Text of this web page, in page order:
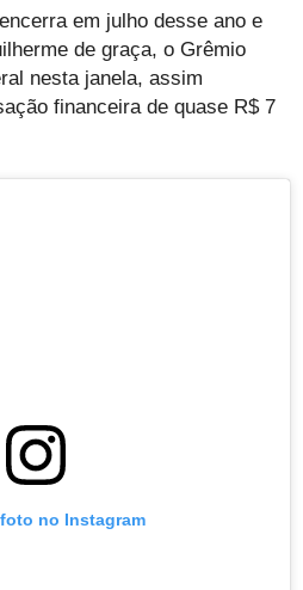
em julho desse ano e
de graça, o Grêmio
nesta janela, assim
financeira de quase R$ 7
no Instagram